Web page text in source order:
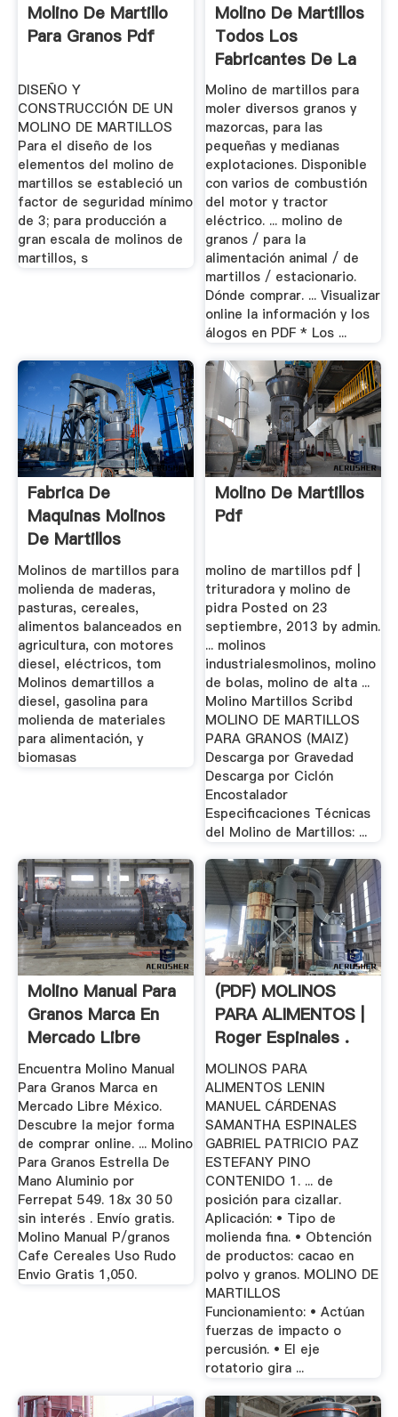
Molino De Martillo
Para Granos Pdf
DISEÑO Y
CONSTRUCCIÓN DE UN
MOLINO DE MARTILLOS
Para el diseño de los
elementos del molino de
martillos se estableció un
factor de seguridad mínimo
de 3; para producción a
gran escala de molinos de
martillos, s
Molino De Martillos
Todos Los
Fabricantes De La
...
Molino de martillos para
moler diversos granos y
mazorcas, para las
pequeñas y medianas
explotaciones. Disponible
con varios de combustión
del motor y tractor
eléctrico. ... molino de
granos / para la
alimentación animal / de
martillos / estacionario.
Dónde comprar. ... Visualizar
online la información y los
álogos en PDF * Los ...
Fabrica De
Maquinas Molinos
De Martillos
Molinos A ...
Molinos de martillos para
molienda de maderas,
pasturas, cereales,
alimentos balanceados en
agricultura, con motores
diesel, eléctricos, tom
Molinos demartillos a
diesel, gasolina para
molienda de materiales
para alimentación, y
biomasas
Molino De Martillos
Pdf
molino de martillos pdf |
trituradora y molino de
pidra Posted on 23
septiembre, 2013 by admin.
... molinos
industrialesmolinos, molino
de bolas, molino de alta ...
Molino Martillos Scribd
MOLINO DE MARTILLOS
PARA GRANOS (MAIZ)
Descarga por Gravedad
Descarga por Ciclón
Encostalador
Especificaciones Técnicas
del Molino de Martillos: ...
Molino Manual Para
Granos Marca En
Mercado Libre
México
Encuentra Molino Manual
Para Granos Marca en
Mercado Libre México.
Descubre la mejor forma
de comprar online. ... Molino
Para Granos Estrella De
Mano Aluminio por
Ferrepat 549. 18x 30 50
sin interés . Envío gratis.
Molino Manual P/granos
Cafe Cereales Uso Rudo
Envio Gratis 1,050.
(PDF) MOLINOS
PARA ALIMENTOS |
Roger Espinales .
MOLINOS PARA
ALIMENTOS LENIN
MANUEL CÁRDENAS
SAMANTHA ESPINALES
GABRIEL PATRICIO PAZ
ESTEFANY PINO
CONTENIDO 1. ... de
posición para cizallar.
Aplicación: • Tipo de
molienda fina. • Obtención
de productos: cacao en
polvo y granos. MOLINO DE
MARTILLOS
Funcionamiento: • Actúan
fuerzas de impacto o
percusión. • El eje
rotatorio gira ...